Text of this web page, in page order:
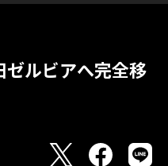
ゼルビアへ完全移